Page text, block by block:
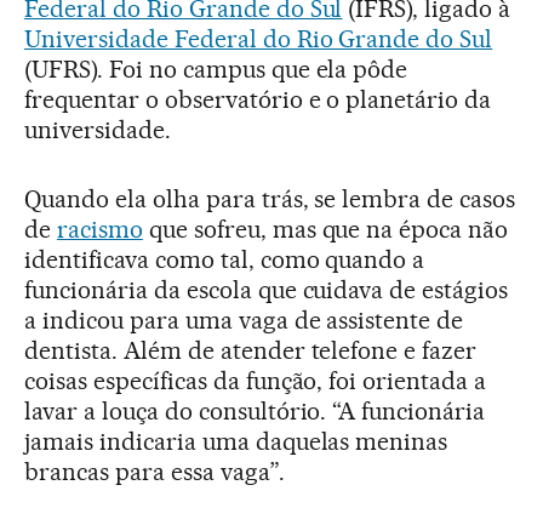
Federal do Rio Grande do Sul (IFRS), ligado à
Universidade Federal do Rio Grande do Sul
(UFRS). Foi no campus que ela pôde
frequentar o observatório e o planetário da
universidade.
Quando ela olha para trás, se lembra de casos
de racismo que sofreu, mas que na época não
identificava como tal, como quando a
funcionária da escola que cuidava de estágios
a indicou para uma vaga de assistente de
dentista. Além de atender telefone e fazer
coisas específicas da função, foi orientada a
lavar a louça do consultório. “A funcionária
jamais indicaria uma daquelas meninas
brancas para essa vaga”.